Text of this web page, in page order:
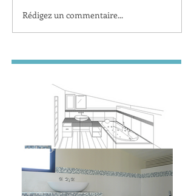
Rédigez un commentaire...
Archive